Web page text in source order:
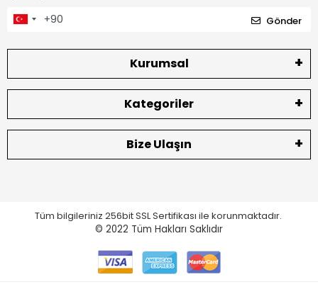
Gönder
Kurumsal
Kategoriler
Bize Ulaşın
Tüm bilgileriniz 256bit SSL Sertifikası ile korunmaktadır.
© 2022 Tüm Hakları Saklıdır